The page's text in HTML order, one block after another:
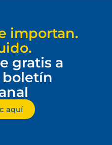
importan.
gratis a
boletín
aquí